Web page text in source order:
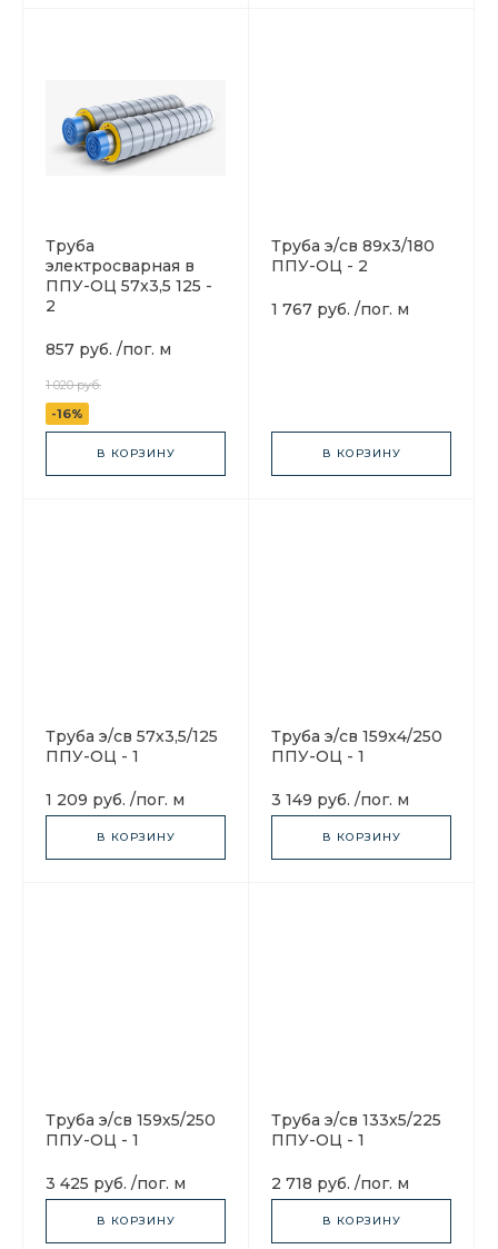
Труба
электросварная в
ППУ-ОЦ 57x3,5 125 -
2
857 руб. /пог. м
1 020 руб.
-16%
В КОРЗИНУ
Труба э/св 89х3/180
ППУ-ОЦ - 2
1 767 руб. /пог. м
В КОРЗИНУ
Труба э/св 57х3,5/125
ППУ-ОЦ - 1
1 209 руб. /пог. м
В КОРЗИНУ
Труба э/св 159х4/250
ППУ-ОЦ - 1
3 149 руб. /пог. м
В КОРЗИНУ
Труба э/св 159х5/250
ППУ-ОЦ - 1
3 425 руб. /пог. м
В КОРЗИНУ
Труба э/св 133х5/225
ППУ-ОЦ - 1
2 718 руб. /пог. м
В КОРЗИНУ